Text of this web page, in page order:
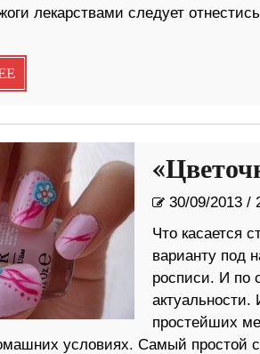
лекарствами следует
30/09/2013/
Что касается
варианту под
росписи. И по
простейших
условиях. Самый простой